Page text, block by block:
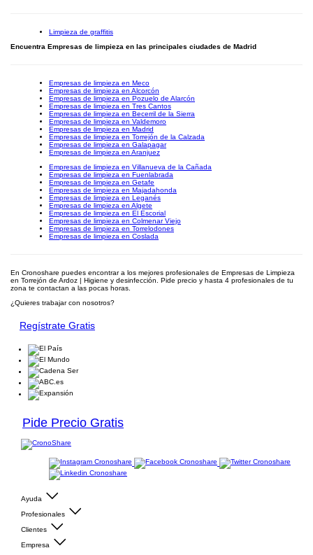
Limpieza de graffitis
Encuentra Empresas de limpieza en las principales ciudades de Madrid
Empresas de limpieza en Meco
Empresas de limpieza en Alcorcón
Empresas de limpieza en Pozuelo de Alarcón
Empresas de limpieza en Tres Cantos
Empresas de limpieza en Becerril de la Sierra
Empresas de limpieza en Valdemoro
Empresas de limpieza en Madrid
Empresas de limpieza en Torrejón de la Calzada
Empresas de limpieza en Galapagar
Empresas de limpieza en Aranjuez
Empresas de limpieza en Villanueva de la Cañada
Empresas de limpieza en Fuenlabrada
Empresas de limpieza en Getafe
Empresas de limpieza en Majadahonda
Empresas de limpieza en Leganés
Empresas de limpieza en Algete
Empresas de limpieza en El Escorial
Empresas de limpieza en Colmenar Viejo
Empresas de limpieza en Torrelodones
Empresas de limpieza en Coslada
En Cronoshare puedes encontrar a los mejores profesionales de Empresas de Limpieza
en Torrejón de Ardoz | Higiene y desinfección. Pide precio y hasta 4 profesionales de tu
zona te contactan a las pocas horas.
¿Quieres trabajar con nosotros?
Regístrate Gratis
Pide Precio Gratis
Ayuda
Profesionales
Clientes
Empresa